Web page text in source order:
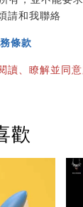
請和我聯絡
條款
讀、瞭解並同意
歡